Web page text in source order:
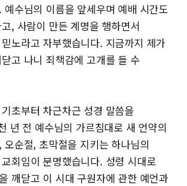
예수님의 이름을 앞세우며 예배 시간도
, 사람이 만든 계명을 행하면서
노라고 자부했습니다. 지금까지 제가
고 나니 죄책감에 고개를 들 수
초부터 차근차근 성경 말씀을
년 전 예수님의 가르침대로 새 언약의
오순절, 초막절을 지키는 하나님의
회임이 분명했습니다. 성령 시대로
깨닫고 이 시대 구원자에 관한 예언과